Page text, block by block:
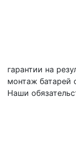
гарантии на
монтаж батарей
Наши